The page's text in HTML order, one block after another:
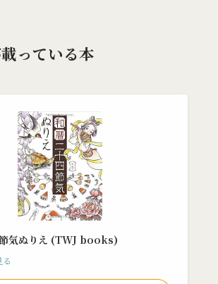
っている本
気ぬりえ (TWJ books)